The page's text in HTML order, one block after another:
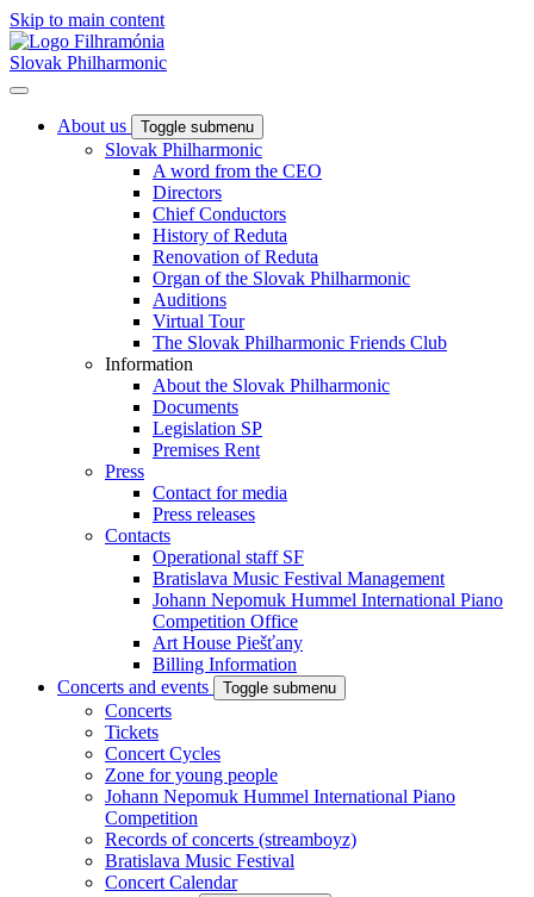
Skip to main content
Slovak Philharmonic
About us Toggle submenu
Slovak Philharmonic
A word from the CEO
Directors
Chief Conductors
History of Reduta
Renovation of Reduta
Organ of the Slovak Philharmonic
Auditions
Virtual Tour
The Slovak Philharmonic Friends Club
Information
About the Slovak Philharmonic
Documents
Legislation SP
Premises Rent
Press
Contact for media
Press releases
Contacts
Operational staff SF
Bratislava Music Festival Management
Johann Nepomuk Hummel International Piano
Competition Office
Art House Piešťany
Billing Information
Concerts and events
Toggle submenu
Concerts
Tickets
Concert Cycles
Zone for young people
Johann Nepomuk Hummel International Piano
Competition
Records of concerts (streamboyz)
Bratislava Music Festival
Concert Calendar